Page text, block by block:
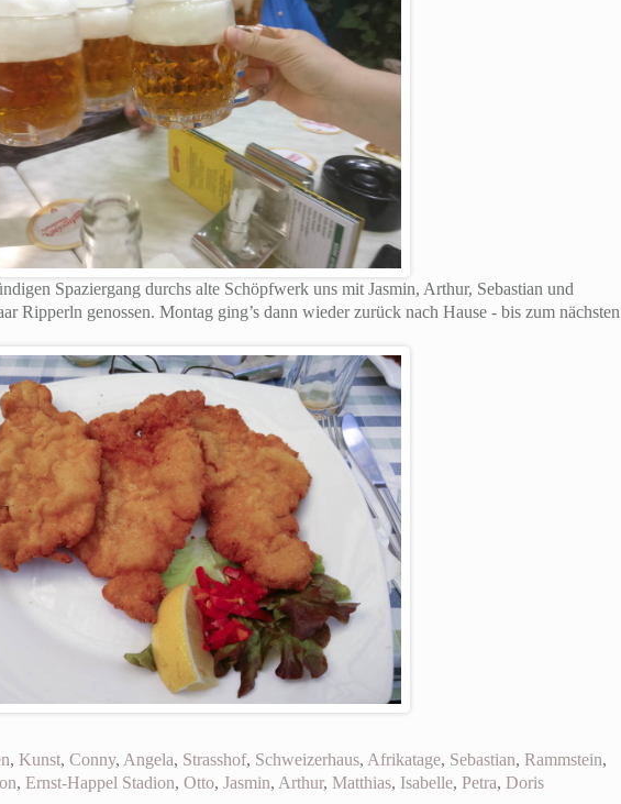
Spaziergang durchs alte Schöpfwerk uns mit Jasmin, Arthur, Sebastian und
Ripperln genossen. Montag ging’s dann wieder zurück nach Hause - bis zum nächsten
, Kunst, Conny, Angela, Strasshof, Schweizerhaus, Afrikatage, Sebastian, Rammstein,
, Ernst-Happel Stadion, Otto, Jasmin, Arthur, Matthias, Isabelle, Petra, Doris